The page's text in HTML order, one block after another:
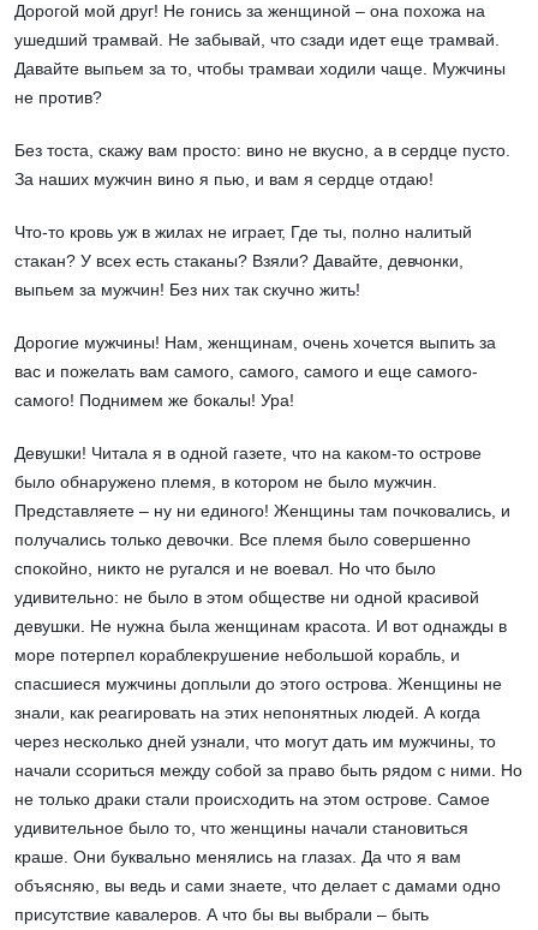
Дорогой мой друг! Не гонись за женщиной – она похожа на
ушедший трамвай. Не забывай, что сзади идет еще трамвай.
Давайте выпьем за то, чтобы трамваи ходили чаще. Мужчины
не против?
Без тоста, скажу вам просто: вино не вкусно, а в сердце пусто.
За наших мужчин вино я пью, и вам я сердце отдаю!
Что-то кровь уж в жилах не играет, Где ты, полно налитый
стакан? У всех есть стаканы? Взяли? Давайте, девчонки,
выпьем за мужчин! Без них так скучно жить!
Дорогие мужчины! Нам, женщинам, очень хочется выпить за
вас и пожелать вам самого, самого, самого и еще самого-
самого! Поднимем же бокалы! Ура!
Девушки! Читала я в одной газете, что на каком-то острове
было обнаружено племя, в котором не было мужчин.
Представляете – ну ни единого! Женщины там почковались, и
получались только девочки. Все племя было совершенно
спокойно, никто не ругался и не воевал. Но что было
удивительно: не было в этом обществе ни одной красивой
девушки. Не нужна была женщинам красота. И вот однажды в
море потерпел кораблекрушение небольшой корабль, и
спасшиеся мужчины доплыли до этого острова. Женщины не
знали, как реагировать на этих непонятных людей. А когда
через несколько дней узнали, что могут дать им мужчины, то
начали ссориться между собой за право быть рядом с ними. Но
не только драки стали происходить на этом острове. Самое
удивительное было то, что женщины начали становиться
краше. Они буквально менялись на глазах. Да что я вам
объясняю, вы ведь и сами знаете, что делает с дамами одно
присутствие кавалеров. А что бы вы выбрали – быть